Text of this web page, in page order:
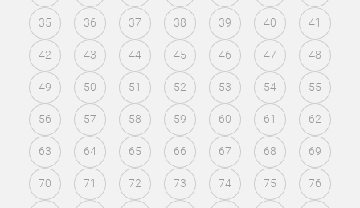
35 36 37 38 39 40 41
42 43 44 45 46 47 48
49 50 51 52 53 54 55
56 57 58 59 60 61 62
63 64 65 66 67 68 69
70 71 72 73 74 75 76